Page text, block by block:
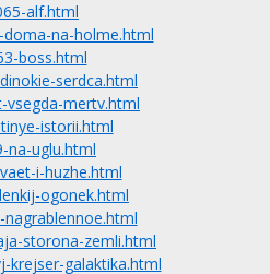
alf.html
na-holme.html
boss.html
serdca.html
vsegda-mertv.html
istorii.html
na-uglu.html
i-huzhe.html
ogonek.html
storona-zemli.html
krejser-galaktika.html